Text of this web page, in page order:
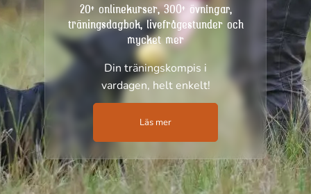
20+ onlinekurser, 300+ övningar,
träningsdagbok, livefrågestunder och
mycket mer
Din träningskompis i
vardagen, helt enkelt!
Läs mer